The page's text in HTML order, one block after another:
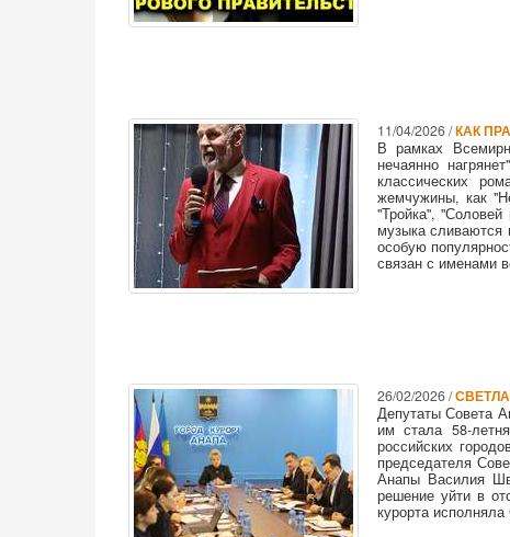
11/04/2026 /КАК
В рамках
нечаянно
классических
жемчужины, как
"Тройка",
музыка сливаются
особую
связан с именами
26/02/2026 /
Депутаты Совета
им стала 58-
российских
председателя
Анапы Василия
решение уйти в
курорта